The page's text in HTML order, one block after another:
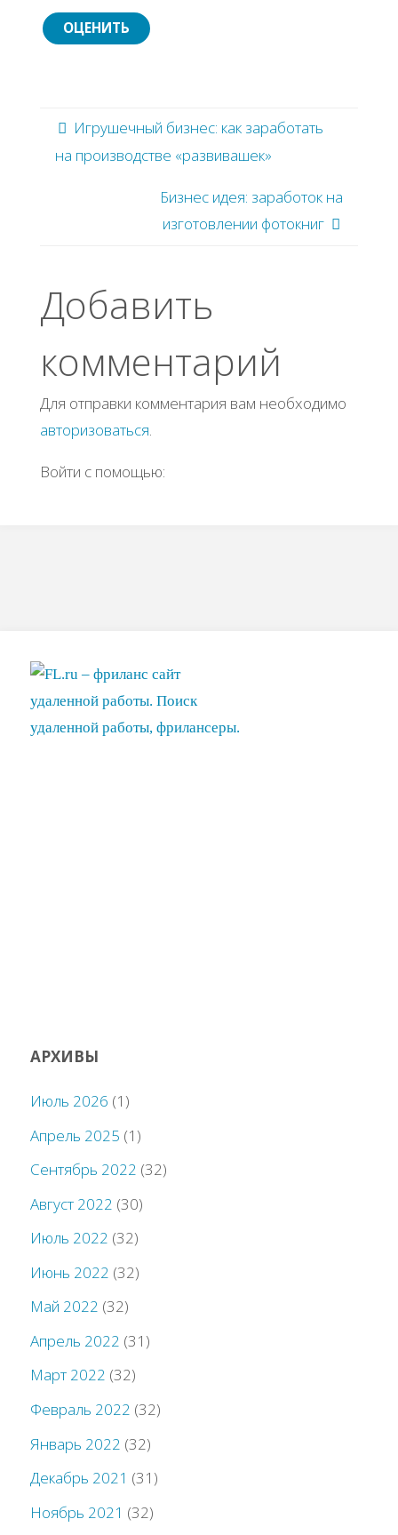
Игрушечный бизнес: как заработать
на производстве «развивашек»
Бизнес идея: заработок на
изготовлении фотокниг
Добавить
комментарий
Для отправки комментария вам необходимо
авторизоваться.
Войти с помощью:
АРХИВЫ
Июль 2026 (1)
Апрель 2025 (1)
Сентябрь 2022 (32)
Август 2022 (30)
Июль 2022 (32)
Июнь 2022 (32)
Май 2022 (32)
Апрель 2022 (31)
Март 2022 (32)
Февраль 2022 (32)
Январь 2022 (32)
Декабрь 2021 (31)
Ноябрь 2021 (32)